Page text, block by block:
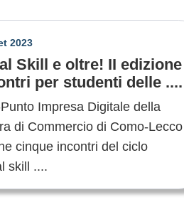
2023
Skill e oltre! II edizione
per studenti delle ....
Impresa Digitale della
di Commercio di Como-Lecco
cinque incontri del ciclo
skill ....